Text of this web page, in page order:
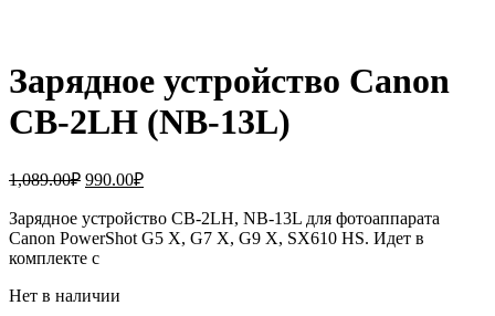
Зарядное устройство Canon
CB-2LH (NB-13L)
1,089.00₽ Первоначальная
составляла
1,089.00₽.
990.00₽Текущая
990.00₽.
Зарядное устройство CB-2LH, NB-13L для фотоаппарата
Canon PowerShot G5 X, G7 X, G9 X, SX610 HS. Идет в
комплекте с
Нет в наличии